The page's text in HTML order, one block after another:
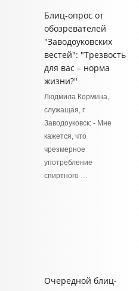
Блиц-опрос от
обозревателей
"Заводоуковских
вестей": "Трезвость
для вас – норма
жизни?"
Людмила Кормина,
служащая, г.
Заводоуковск: - Мне
кажется, что
чрезмерное
употребление
спиртного …
Очередной блиц-